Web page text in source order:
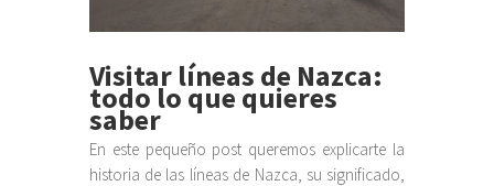
Visitar líneas de Nazca:
todo lo que quieres
saber
En este pequeño post queremos explicarte la
historia de las líneas de Nazca, su significado,